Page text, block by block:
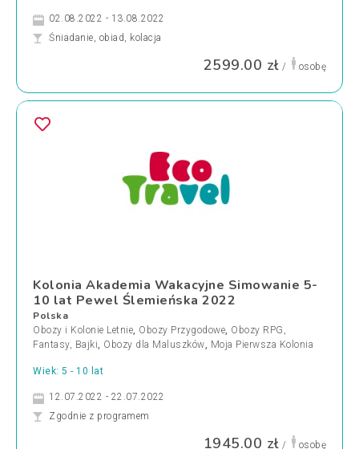
02.08.2022 - 13.08.2022
Śniadanie, obiad, kolacja
2599.00 zł / osobę
Kolonia Akademia Wakacyjne Simowanie 5-
10 lat Pewel Ślemieńska 2022
Polska
Obozy i Kolonie Letnie, Obozy Przygodowe, Obozy RPG,
Fantasy, Bajki, Obozy dla Maluszków, Moja Pierwsza Kolonia
Wiek: 5 - 10 lat
12.07.2022 - 22.07.2022
Zgodnie z programem
1945.00 zł / osobę